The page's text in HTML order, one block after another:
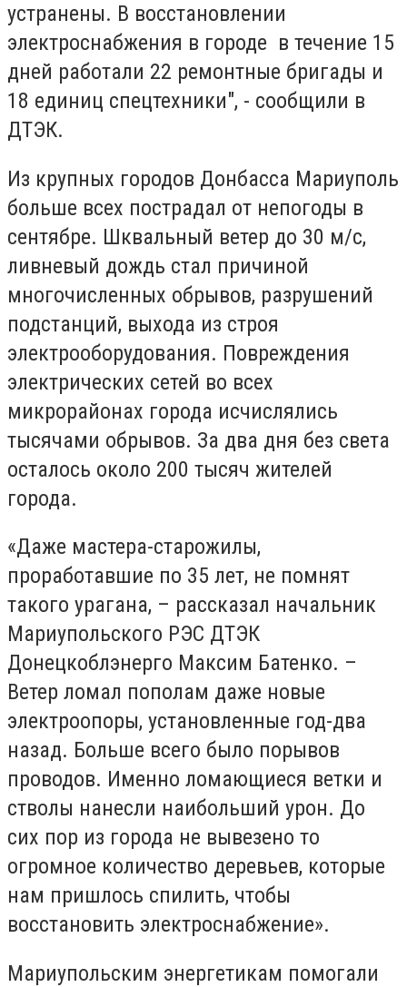
устранены. В восстановлении
электроснабжения в городе в течение 15
дней работали 22 ремонтные бригады и
18 единиц спецтехники", - сообщили в
ДТЭК.
Из крупных городов Донбасса Мариуполь
больше всех пострадал от непогоды в
сентябре. Шквальный ветер до 30 м/с,
ливневый дождь стал причиной
многочисленных обрывов, разрушений
подстанций, выхода из строя
электрооборудования. Повреждения
электрических сетей во всех
микрорайонах города исчислялись
тысячами обрывов. За два дня без света
осталось около 200 тысяч жителей
города.
«Даже мастера-старожилы,
проработавшие по 35 лет, не помнят
такого урагана, – рассказал начальник
Мариупольского РЭС ДТЭК
Донецкоблэнерго Максим Батенко. –
Ветер ломал пополам даже новые
электроопоры, установленные год-два
назад. Больше всего было порывов
проводов. Именно ломающиеся ветки и
стволы нанесли наибольший урон. До
сих пор из города не вывезено то
огромное количество деревьев, которые
нам пришлось спилить, чтобы
восстановить электроснабжение».
Мариупольским энергетикам помогали